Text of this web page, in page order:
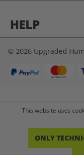
HELP
© 2026 Upgraded
This website uses
ONLY